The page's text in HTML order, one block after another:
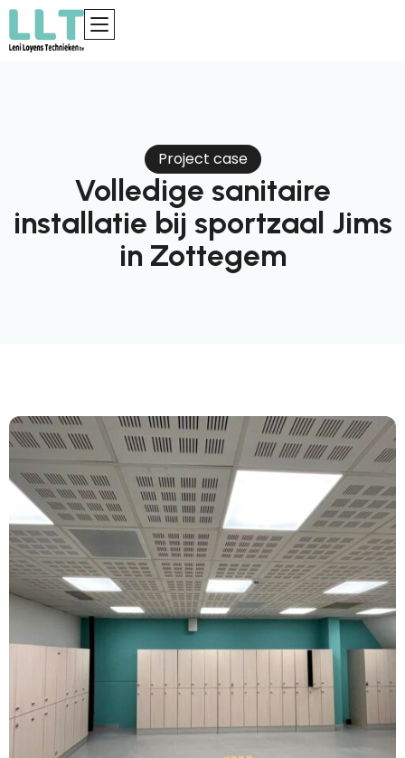
Project case
Volledige sanitaire
installatie bij sportzaal Jims
in Zottegem